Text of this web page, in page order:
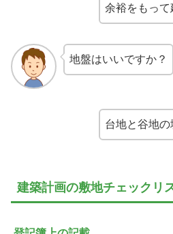
余裕をもっ
地盤はいいですか？
台地と谷地
建築計画の敷地チェックリ